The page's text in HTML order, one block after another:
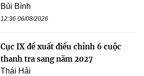
Bùi Bình
12:36 06/08/2026
Cục IX đề xuất điều chỉnh 6 cuộc
thanh tra sang năm 2027
Thái Hải